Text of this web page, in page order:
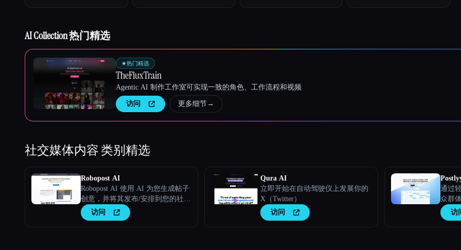
AI Collection 热门精选
★热门精选
TheFluxTrain
Agentic AI 制作工作室可实现一致的角色、工作流程和视频
访问 更多细节→
社交媒体内容类别精选
Robopost AI
Robopost AI 使用 AI 为您生成帖子
创意，并将其发布/安排到您的社交
媒体账户。
访问
Qura AI
立即开始在自动驾驶仪上发展你的
X（Twitter）
访问
通过
众群
访